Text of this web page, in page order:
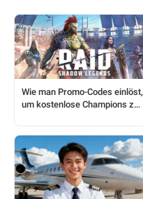
Wie man Promo-Codes einlöst,
um kostenlose Champions zu